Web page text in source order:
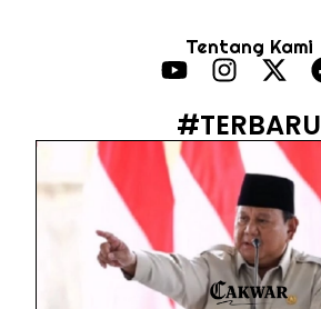
Tentang Kami
#TERBARU